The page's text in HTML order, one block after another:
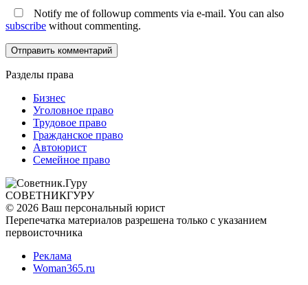
Notify me of followup comments via e-mail. You can also
subscribe without commenting.
Разделы права
Бизнес
Уголовное право
Трудовое право
Гражданское право
Автоюрист
Семейное право
СОВЕТНИКГУРУ
© 2026 Ваш персональный юрист
Перепечатка материалов разрешена только с указанием
первоисточника
Реклама
Woman365.ru